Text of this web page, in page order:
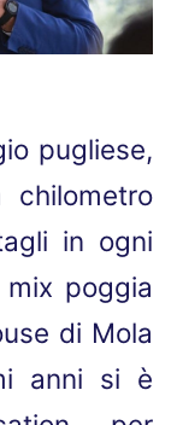
pugliese,
in ogni
poggia
di Mola
anni si è